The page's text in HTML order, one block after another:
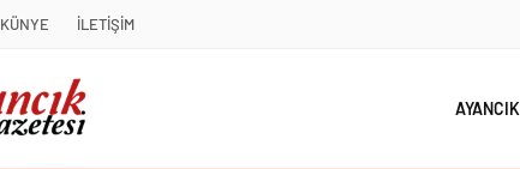
KÜNYE İLETİŞİM